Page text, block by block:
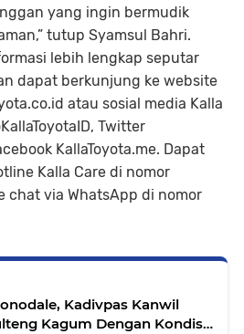
yang ingin bermudik
tutup Syamsul Bahri.
lebih lengkap seputar
dapat berkunjung ke website
atau sosial media Kalla
Twitter
KallaToyota.me. Dapat
Kalla Care di nomor
chat via WhatsApp di nomor
Kadivpas Kanwil
Kagum Dengan Kondisi